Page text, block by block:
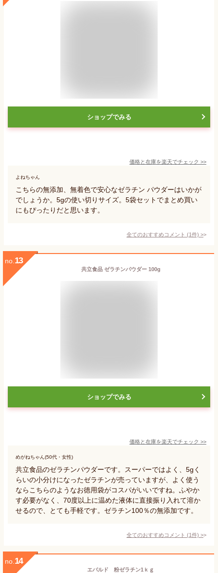
ショップでみる
価格と在庫を楽天でチェック >>
よねちゃん
こちらの無添加、無着色で安心なゼラチン パウダーはいかが
でしょうか。5gの使い切りサイズ。5袋セットでまとめ買い
にもぴったりだと思います。
全てのおすすめコメント (1件) >
no. 13
共立食品 ゼラチンパウダー 100g
ショップでみる
価格と在庫を楽天でチェック >>
めがねちゃん(50代・女性)
共立食品のゼラチンパウダーです。スーパーではよく、5gく
らいの小分けになったゼラチンが売っていますが、よく使う
ならこちらのようなお徳用袋がコスパがいいですね。ふやか
す必要がなく、70度以上に温めた液体に直接振り入れて溶か
せるので、とても手軽です。ゼラチン100％の無添加です。
全てのおすすめコメント (1件) >
no. 14
エバルド 粉ゼラチン1ｋｇ